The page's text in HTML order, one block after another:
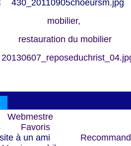
mobilier,
restauration du mobilier
Webmestre
Favoris